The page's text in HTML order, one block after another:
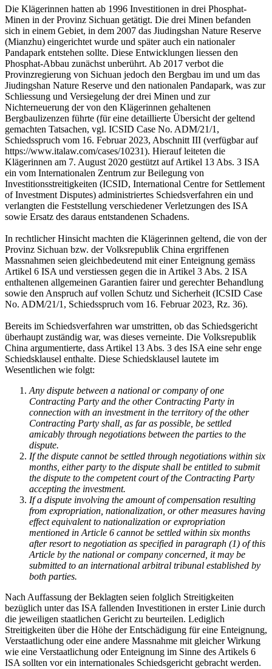
Die Klägerinnen hatten ab 1996 Investitionen in drei Phosphat-
Minen in der Provinz Sichuan getätigt. Die drei Minen befanden
sich in einem Gebiet, in dem 2007 das Jiudingshan Nature Reserve
(Mianzhu) eingerichtet wurde und später auch ein nationaler
Pandapark entstehen sollte. Diese Entwicklungen liessen den
Phosphat-Abbau zunächst unberührt. Ab 2017 verbot die
Provinzregierung von Sichuan jedoch den Bergbau im und um das
Jiudingshan Nature Reserve und den nationalen Pandapark, was zur
Schliessung und Versiegelung der drei Minen und zur
Nichterneuerung der von den Klägerinnen gehaltenen
Bergbaulizenzen führte (für eine detaillierte Übersicht der geltend
gemachten Tatsachen, vgl. ICSID Case No. ADM/21/1,
Schiedsspruch vom 16. Februar 2023, Abschnitt III (verfügbar auf
https://www.italaw.com/cases/10231). Hierauf leiteten die
Klägerinnen am 7. August 2020 gestützt auf Artikel 13 Abs. 3 ISA
ein vom Internationalen Zentrum zur Beilegung von
Investitionsstreitigkeiten (ICSID, International Centre for Settlement
of Investment Disputes) administriertes Schiedsverfahren ein und
verlangten die Feststellung verschiedener Verletzungen des ISA
sowie Ersatz des daraus entstandenen Schadens.
In rechtlicher Hinsicht machten die Klägerinnen geltend, die von der
Provinz Sichuan bzw. der Volksrepublik China ergriffenen
Massnahmen seien gleichbedeutend mit einer Enteignung gemäss
Artikel 6 ISA und verstiessen gegen die in Artikel 3 Abs. 2 ISA
enthaltenen allgemeinen Garantien fairer und gerechter Behandlung
sowie den Anspruch auf vollen Schutz und Sicherheit (ICSID Case
No. ADM/21/1, Schiedsspruch vom 16. Februar 2023, Rz. 36).
Bereits im Schiedsverfahren war umstritten, ob das Schiedsgericht
überhaupt zuständig war, was dieses verneinte. Die Volksrepublik
China argumentierte, dass Artikel 13 Abs. 3 des ISA eine sehr enge
Schiedsklausel enthalte. Diese Schiedsklausel lautete im
Wesentlichen wie folgt:
Any dispute between a national or company of one
Contracting Party and the other Contracting Party in
connection with an investment in the territory of the other
Contracting Party shall, as far as possible, be settled
amicably through negotiations between the parties to the
dispute.
If the dispute cannot be settled through negotiations within six
months, either party to the dispute shall be entitled to submit
the dispute to the competent court of the Contracting Party
accepting the investment.
If a dispute involving the amount of compensation resulting
from expropriation, nationalization, or other measures having
effect equivalent to nationalization or expropriation
mentioned in Article 6 cannot be settled within six months
after resort to negotiation as specified in paragraph (1) of this
Article by the national or company concerned, it may be
submitted to an international arbitral tribunal established by
both parties.
Nach Auffassung der Beklagten seien folglich Streitigkeiten
bezüglich unter das ISA fallenden Investitionen in erster Linie durch
die jeweiligen staatlichen Gericht zu beurteilen. Lediglich
Streitigkeiten über die Höhe der Entschädigung für eine Enteignung,
Verstaatlichung oder eine andere Massnahme mit gleicher Wirkung
wie eine Verstaatlichung oder Enteignung im Sinne des Artikels 6
ISA sollten vor ein internationales Schiedsgericht gebracht werden.